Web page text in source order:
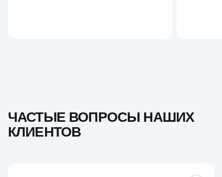
ЧАСТЫЕ ВОПРОСЫ НАШИХ